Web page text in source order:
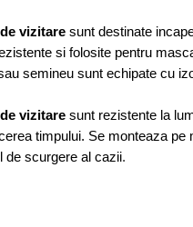
vizitare sunt destinate
si folosite pentru
semineu sunt echipate cu
vizitare sunt rezistente la
timpului. Se monteaza
de scurgere al cazii.